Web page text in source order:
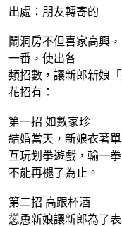
出處：朋友轉寄的
鬧洞房不但喜家高興
一番，使出各
類招數，讓新郎新娘
花招有：
第一招 如數家珍
結婚當天，新娘衣著
互玩划拳遊戲，輸一
不能再褪了為止。
第二招 高跟杯酒
慫恿新娘讓新郎為了